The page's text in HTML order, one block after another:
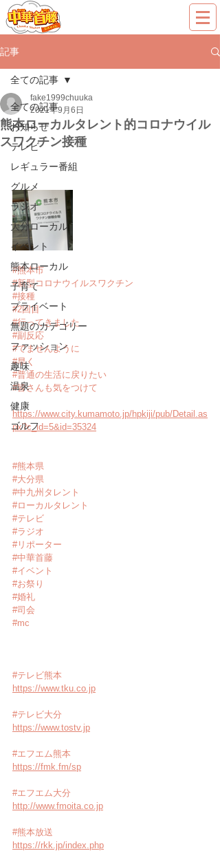
記事
全ての記事
お知らせ
テレビ
レギュラー番組
グルメ
ラジオ
大分ローカル
イベント
熊本ローカル
子育て
プライベート
無題のカテゴリー
ファッション
趣味
温泉
健康
ゴルフ
全ての記事
熊本ローカルタレント的コロナウイル
スワクチン接種
fake1999chuuka
2021年9月6日
#熊本市
#新型コロナウイルスワクチン
#接種
#2回目
#行ってきました
#副反応
#でませんように
#早く
#普通の生活に戻りたい
#皆さんも気をつけて
https://www.city.kumamoto.jp/hpkiji/pub/Detail.as
px?c_id=5&id=35324
#熊本県
#大分県
#中九州タレント
#ローカルタレント
#テレビ
#ラジオ
#リポーター
#中華首藤
#イベント
#お祭り
#婚礼
#司会
#mc
#テレビ熊本
https://www.tku.co.jp
#テレビ大分
https://www.tostv.jp
#エフエム熊本
https://fmk.fm/sp
#エフエム大分
http://www.fmoita.co.jp
#熊本放送
https://rkk.jp/index.php